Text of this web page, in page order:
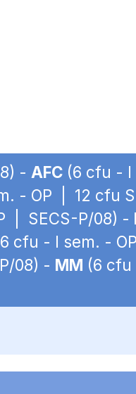
- AFC (6 cfu -
- OP | 12 cfu
| SECS-P/08) -
cfu - I sem. -
08) - MM (6